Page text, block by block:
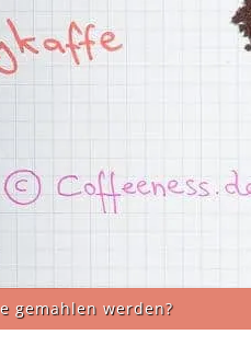
gemahlen werden?